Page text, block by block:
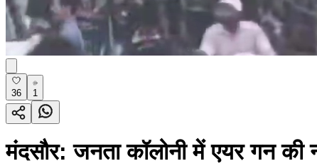
36 1
मंदसौर: जनता कॉलोनी में एयर गन की